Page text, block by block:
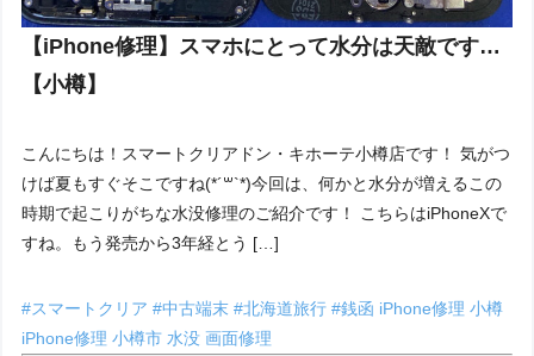
【iPhone修理】スマホにとって水分は天敵です…
【小樽】
こんにちは！スマートクリアドン・キホーテ小樽店です！ 気がつ
けば夏もすぐそこですね(*´꒳`*)今回は、何かと水分が増えるこの
時期で起こりがちな水没修理のご紹介です！ こちらはiPhoneXで
すね。もう発売から3年経とう […]
#スマートクリア#中古端末#北海道旅行#銭函 iPhone修理 小樽
iPhone修理 小樽市 水没画面修理